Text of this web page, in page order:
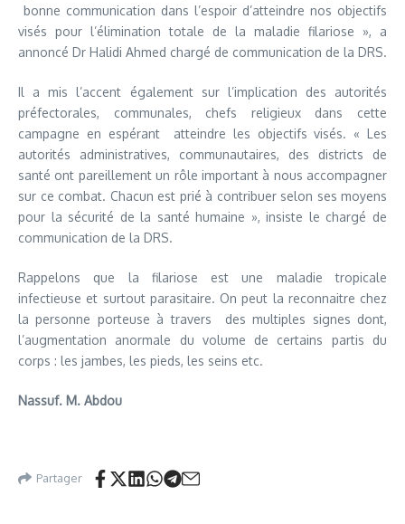
bonne communication dans l’espoir d’atteindre nos objectifs
visés pour l’élimination totale de la maladie filariose », a
annoncé Dr Halidi Ahmed chargé de communication de la DRS.
Il a mis l’accent également sur l’implication des autorités
préfectorales, communales, chefs religieux dans cette
campagne en espérant atteindre les objectifs visés. « Les
autorités administratives, communautaires, des districts de
santé ont pareillement un rôle important à nous accompagner
sur ce combat. Chacun est prié à contribuer selon ses moyens
pour la sécurité de la santé humaine », insiste le chargé de
communication de la DRS.
Rappelons que la filariose est une maladie tropicale
infectieuse et surtout parasitaire. On peut la reconnaitre chez
la personne porteuse à travers des multiples signes dont,
l’augmentation anormale du volume de certains partis du
corps : les jambes, les pieds, les seins etc.
Nassuf. M. Abdou
Partager